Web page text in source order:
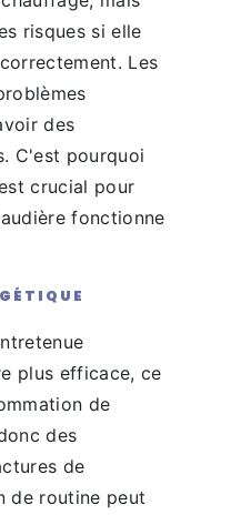
risques si elle
Les
des
C'est pourquoi
crucial pour
fonctionne
plus efficace, ce
de
des
de
de routine peut